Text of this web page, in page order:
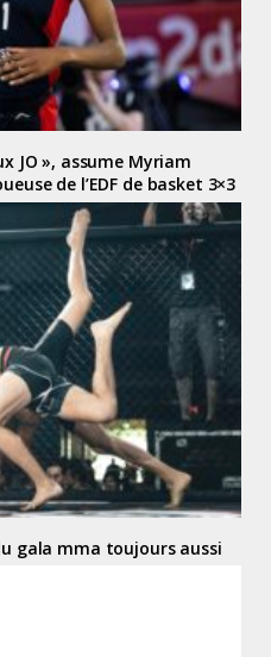
JO », assume Myriam
de l’EDF de basket 3×3
gala mma toujours aussi